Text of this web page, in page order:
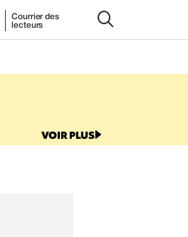
Courrier des
lecteurs
VOIR PLUS